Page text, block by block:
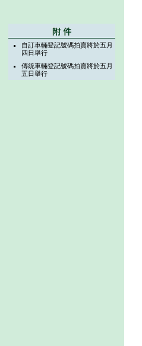
自訂車輛登記號碼拍賣將於五月
四日舉行
傳統車輛登記號碼拍賣將於五月
五日舉行